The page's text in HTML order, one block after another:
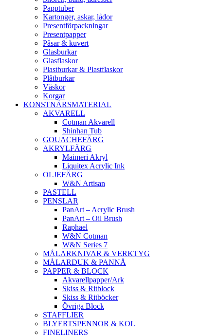
Papptuber
Kartonger, askar, lådor
Presentförpackningar
Presentpapper
Påsar & kuvert
Glasburkar
Glasflaskor
Plastburkar & Plastflaskor
Plåtburkar
Väskor
Korgar
KONSTNÄRSMATERIAL
AKVARELL
Cotman Akvarell
Shinhan Tub
GOUACHEFÄRG
AKRYLFÄRG
Maimeri Akryl
Liquitex Acrylic Ink
OLJEFÄRG
W&N Artisan
PASTELL
PENSLAR
PanArt – Acrylic Brush
PanArt – Oil Brush
Raphael
W&N Cotman
W&N Series 7
MÅLARKNIVAR & VERKTYG
MÅLARDUK & PANNÅ
PAPPER & BLOCK
Akvarellpapper/Ark
Skiss & Ritblock
Skiss & Ritböcker
Övriga Block
STAFFLIER
BLYERTSPENNOR & KOL
FINELINERS